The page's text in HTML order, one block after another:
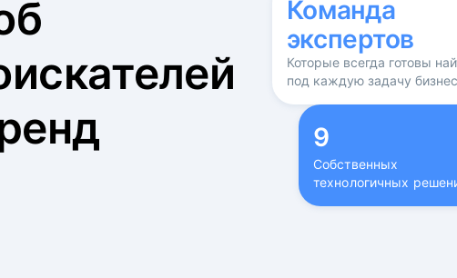
Команда
экспертов
Которые всегда готовы
под каждую задачу
9
Собственных
технологичных